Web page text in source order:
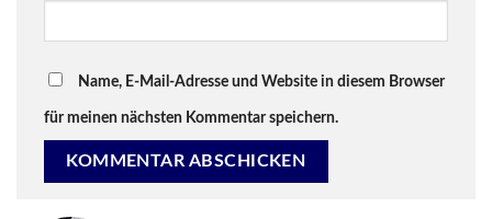
Name, E-Mail-Adresse und Website in diesem Browser
für meinen nächsten Kommentar speichern.